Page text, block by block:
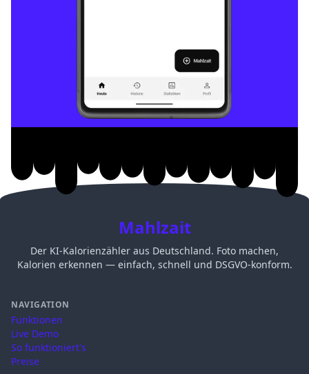
Mahlzait
Der KI-Kalorienzähler aus Deutschland. Foto machen,
Kalorien erkennen — einfach, schnell und DSGVO-konform.
NAVIGATION
Funktionen
Live Demo
So funktioniert's
Preise